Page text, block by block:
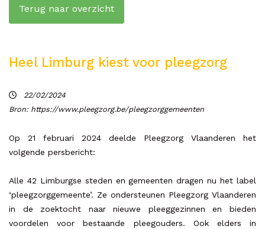
Terug naar overzicht
Heel Limburg kiest voor pleegzorg
22/02/2024
Bron: https://www.pleegzorg.be/pleegzorggemeenten
Op 21 februari 2024 deelde Pleegzorg Vlaanderen het
volgende persbericht:
Alle 42 Limburgse steden en gemeenten dragen nu het label
‘pleegzorggemeente’. Ze ondersteunen Pleegzorg Vlaanderen
in de zoektocht naar nieuwe pleeggezinnen en bieden
voordelen voor bestaande pleegouders. Ook elders in